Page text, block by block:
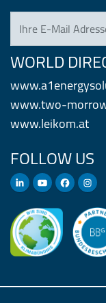
Ihre E-Mail Adresse
WORLD
www.two-
www.leikom.at
FOLLOW US